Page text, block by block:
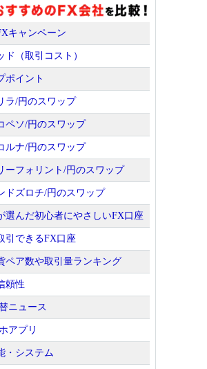
キャンペーン
ド（取引コスト）
ポイント
ラ/円のスワップ
ペソ/円のスワップ
ルナ/円のスワップ
ーフォリント/円のスワップ
ドズロチ/円のスワップ
選んだ初心者にやさしいFX口座
引できるFX口座
ペア数や取引量ランキング
頼性
ニュース
アプリ
・システム